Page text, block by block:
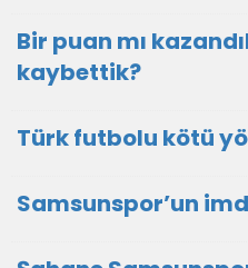
Bir puan mı
kaybettik?
Türk futbolu kötü
Samsunspor’un